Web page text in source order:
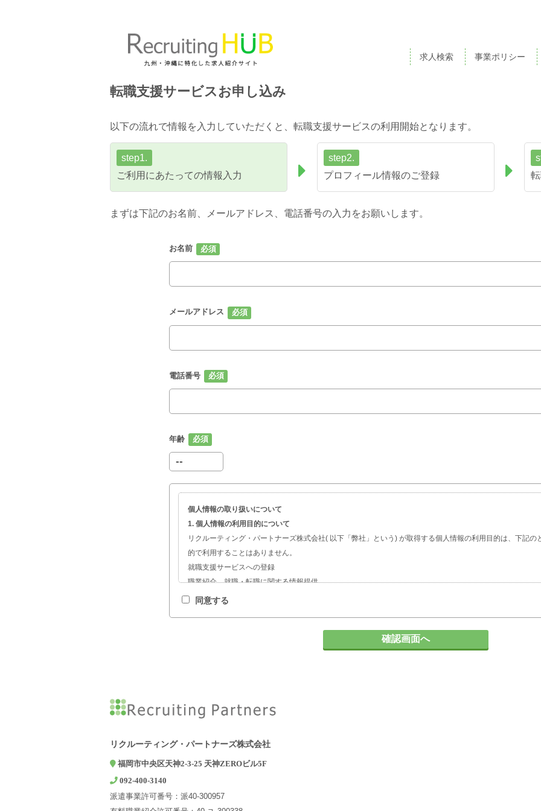
求人検索 事業ポリシー
転職支援サービスお申し込み
以下の流れで情報を入力していただくと、転職支援サービスの利用開始となります。
step1.
ご利用にあたっての情報入力
step2.
プロフィール情報のご登録
まずは下記のお名前、メールアドレス、電話番号の入力をお願いします。
お名前
メールアドレス
電話番号
年齢
個人情報の取り扱いについて
1. 個人情報の利用目的について
リクルーティング・パートナーズ株式会社( 以下「弊社」という) が取得する個人情報の利用目的は、下記の
的で利用することはありません。
就職支援サービスへの登録
職業紹介、就職・転職に関する情報提供
サービスの開発および求人企業の人材採用計画やマーケティング活動
弊社は、ご本人の同意がある場合、個人情報の保護に関する法律及びJISQ：15001などの法令等で認められ
4. 個人情報の開示等の請求について
求に応じております。上記事項を請求される場合は、当社「個人情報窓口」までお知らせください。
個人情報の弊社への提供は、ご本人の任意ですが、弊社に必要な情報が提供されない場合、【個人情報の利
6. 個人情報に関するお問い合せ先
同意する
リクルーティング・パートナーズ株式会社
福岡市中央区天神2-3-25 天神ZEROビル5F
092-400-3140
派遣事業許可番号：派40-300957